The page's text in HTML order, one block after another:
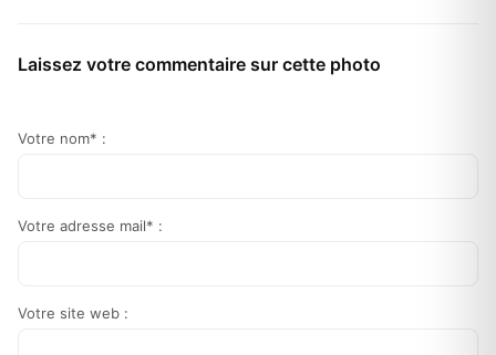
Laissez votre commentaire sur cette photo
Votre nom* :
Votre adresse mail* :
Votre site web :